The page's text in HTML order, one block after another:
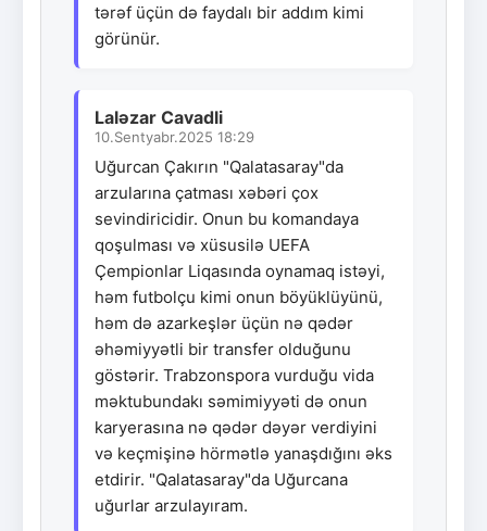
tərəf üçün də faydalı bir addım kimi
görünür.
Laləzar Cavadli
10.Sentyabr.2025 18:29
Uğurcan Çakırın "Qalatasaray"da
arzularına çatması xəbəri çox
sevindiricidir. Onun bu komandaya
qoşulması və xüsusilə UEFA
Çempionlar Liqasında oynamaq istəyi,
həm futbolçu kimi onun böyüklüyünü,
həm də azarkeşlər üçün nə qədər
əhəmiyyətli bir transfer olduğunu
göstərir. Trabzonspora vurduğu vida
məktubundakı səmimiyyəti də onun
karyerasına nə qədər dəyər verdiyini
və keçmişinə hörmətlə yanaşdığını əks
etdirir. "Qalatasaray"da Uğurcana
uğurlar arzulayıram.